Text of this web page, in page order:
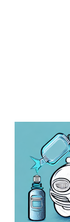
grösseres